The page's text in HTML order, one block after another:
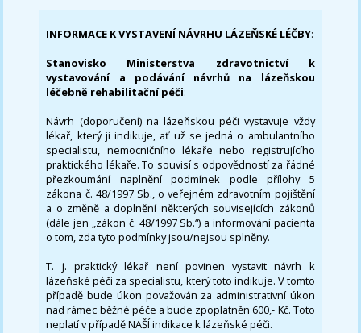
INFORMACE K VYSTAVENÍ NÁVRHU LÁZEŇSKÉ LÉČBY:
Stanovisko Ministerstva zdravotnictví k
vystavování a podávání návrhů na lázeňskou
léčebně rehabilitační péči:
Návrh (doporučení) na lázeňskou péči vystavuje vždy
lékař, který ji indikuje, ať už se jedná o ambulantního
specialistu, nemocničního lékaře nebo registrujícího
praktického lékaře. To souvisí s odpovědností za řádné
přezkoumání naplnění podmínek podle přílohy 5
zákona č. 48/1997 Sb., o veřejném zdravotním pojištění
a o změně a doplnění některých souvisejících zákonů
(dále jen „zákon č. 48/1997 Sb.“) a informování pacienta
o tom, zda tyto podmínky jsou/nejsou splněny.
T. j. praktický lékař není povinen vystavit návrh k
lázeňské péči za specialistu, který toto indikuje. V tomto
případě bude úkon považován za administrativní úkon
nad rámec běžné péče a bude zpoplatněn 600,- Kč. Toto
neplatí v případě NAŠÍ indikace k lázeňské péči.